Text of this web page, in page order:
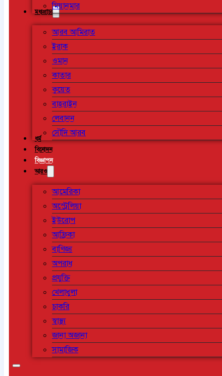
মিয়ানমার
মধ্যপ্রাচ্য
আরব আমিরাত
ইরাক
ওমান
কাতার
কুয়েত
বাহরাইন
লেবানন
সৌদি আরব
ধর্ম
বিনোদন
বিজ্ঞাপন
আরও
আমেরিকা
অস্ট্রেলিয়া
ইউরোপ
আফ্রিকা
বাণিজ্য
অপরাধ
প্রযুক্তি
খেলাধুলা
চাকরি
স্বাস্থ্য
জানা অজানা
সামাজিক